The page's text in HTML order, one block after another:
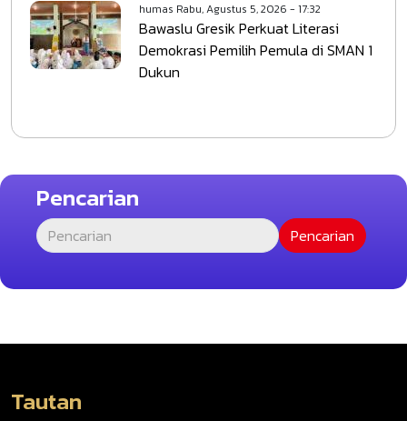
humas Rabu, Agustus 5, 2026 - 17:32
Bawaslu Gresik Perkuat Literasi
Demokrasi Pemilih Pemula di SMAN 1
Dukun
Pencarian
Tautan